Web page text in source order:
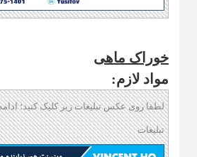
خوراک ماهی
مواد لازم:
لطفا روی عکس تبلیغات زیر کلیک کنید؛
تبلیغات